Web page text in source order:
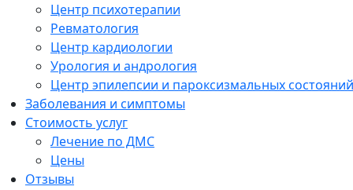
Центр психотерапии
Ревматология
Центр кардиологии
Урология и андрология
Центр эпилепсии и пароксизмальных состояний
Заболевания и симптомы
Стоимость услуг
Лечение по ДМС
Цены
Отзывы